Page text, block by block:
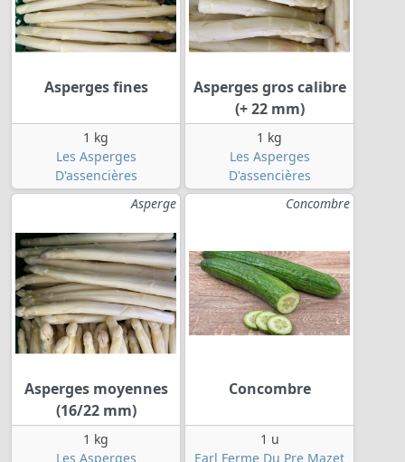
Asperges fines
1 kg
Les Asperges
D'assencières
Asperges gros calibre
(+ 22 mm)
1 kg
Les Asperges
D'assencières
Asperge
Asperges moyennes
(16/22 mm)
1 kg
Les Asperges
Concombre
Concombre
1 u
Earl Ferme Du Pre Mazet